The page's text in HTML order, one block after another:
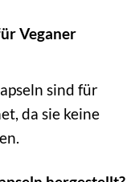
Veganer
sind für
da sie keine